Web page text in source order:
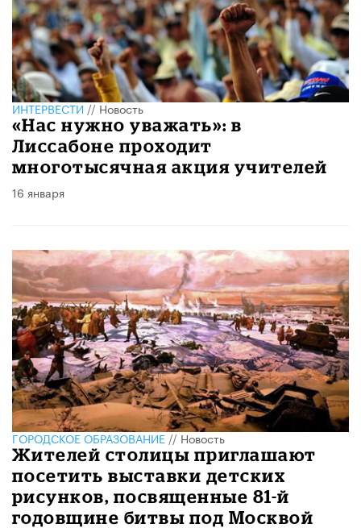
ИНТЕРВЕСТИ//Новость
«Нас нужно уважать»: в
Лиссабоне проходит
многотысячная акция учителей
16 января
ГОРОДСКОЕ ОБРАЗОВАНИЕ//Новость
Жителей столицы приглашают
посетить выставки детских
рисунков, посвященные 81-й
годовщине битвы под Москвой